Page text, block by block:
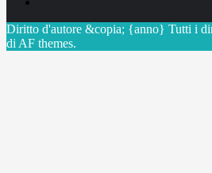
Diritto d'autore &copia; {anno} Tutti i
di AF themes.